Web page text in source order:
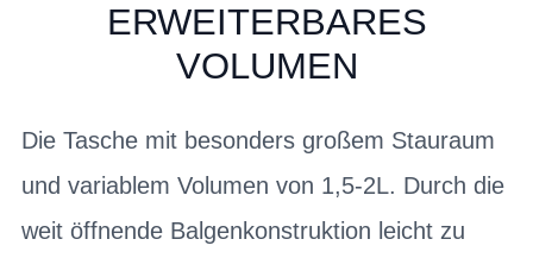
ERWEITERBARES
VOLUMEN
Die Tasche mit besonders großem Stauraum
und variablem Volumen von 1,5-2L. Durch die
weit öffnende Balgenkonstruktion leicht zu